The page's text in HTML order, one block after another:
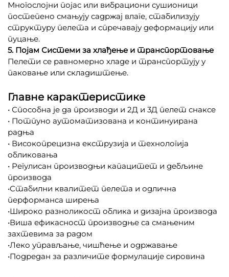
Многослојни појас или вибрациони сушионици
постепено смањују садржај влаге, стабилизују
структуру пелета и спречавају деформацију или
пуцање.
5. Појам Системи за хлађење и транспортовање
Пелети се равномерно хладе и транспортују у
паковање или складиштење.
Главне карактеристике
• Способна је да производи и 2Д и 3Д пелет снаксе
• Потпуно аутоматизована и континуирана
радња
• Високопрецизна екструзија и технологија
обликовања
• Регулисан производњи капацитет и дебљине
производа
•Стабилни квалитет пелета и одлична
перформанса ширења
•Широко разноликост облика и дизајна производа
•Виша ефикасност производње са смањеним
захтевима за радом
•Леко управљање, чишћење и одржавање
•Подредан за различите формулације сировина